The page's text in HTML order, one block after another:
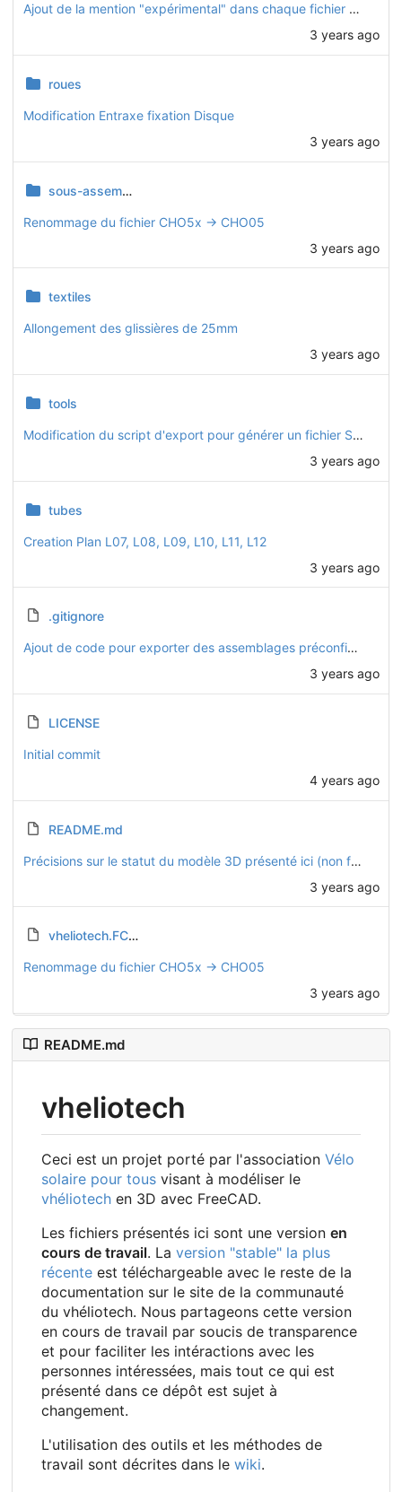
Ajout de la mention "expérimental" dans chaque fichier de pièce qui ne fait pas partie de la v1.0.0
3 years ago
roues
Modification Entraxe fixation Disque
3 years ago
sous-assemblages
Renommage du fichier CHO5x -> CHO05
3 years ago
textiles
Allongement des glissières de 25mm
3 years ago
tools
Modification du script d'export pour générer un fichier STEP pour chaque configuration (basique, motorisée, etc.)
3 years ago
tubes
Creation Plan L07, L08, L09, L10, L11, L12
3 years ago
.gitignore
Ajout de code pour exporter des assemblages préconfigurés (basique, motorisée, solaire, intégrale)
3 years ago
LICENSE
Initial commit
4 years ago
README.md
Précisions sur le statut du modèle 3D présenté ici (non finalisé)
3 years ago
vheliotech.FCStd
Renommage du fichier CHO5x -> CHO05
3 years ago
README.md
vheliotech
Ceci est un projet porté par l'association Vélo
solaire pour tous visant à modéliser le
vhéliotech en 3D avec FreeCAD.
Les fichiers présentés ici sont une version en
cours de travail. La version "stable" la plus
récente est téléchargeable avec le reste de la
documentation sur le site de la communauté
du vhéliotech. Nous partageons cette version
en cours de travail par soucis de transparence
et pour faciliter les intéractions avec les
personnes intéressées, mais tout ce qui est
présenté dans ce dépôt est sujet à
changement.
L'utilisation des outils et les méthodes de
travail sont décrites dans le wiki.